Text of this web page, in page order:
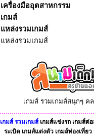
เครื่องมืออุตสาหกรรม
เกมส์
แหล่งรวมเกมส์
แหล่งรวมเกมส์
เกมส์ รวมเกมส์สนุกๆ ค
เกมส์ รวมเกมส์ เกมส์แข่งรถ เกมส์ต่อ
ระเบิด เกมส์แต่งตัว เกมส์ท่องเที่ยว